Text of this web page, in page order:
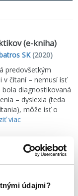
údajmi?
(e-kniha)
SK(2020)
predovšetkým
v čítaní – nemusí ísť
diagnostikovaná
– dyslexia (teda
môže ísť o
viac